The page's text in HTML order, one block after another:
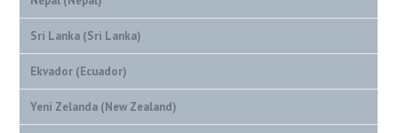
Sri Lanka (Sri Lanka)
Ekvador (Ecuador)
Yeni Zelanda (New Zealand)